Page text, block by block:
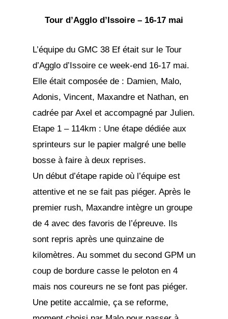
Tour d’Agglo d’Issoire – 16-17 mai
L’équipe du GMC 38 Ef était sur le Tour
d’Agglo d’Issoire ce week-end 16-17 mai.
Elle était composée de : Damien, Malo,
Adonis, Vincent, Maxandre et Nathan, en
cadrée par Axel et accompagné par Julien.
Etape 1 – 114km : Une étape dédiée aux
sprinteurs sur le papier malgré une belle
bosse à faire à deux reprises.
Un début d’étape rapide où l’équipe est
attentive et ne se fait pas piéger. Après le
premier rush, Maxandre intègre un groupe
de 4 avec des favoris de l’épreuve. Ils
sont repris après une quinzaine de
kilomètres. Au sommet du second GPM un
coup de bordure casse le peloton en 4
mais nos coureurs ne se font pas piéger.
Une petite accalmie, ça se reforme,